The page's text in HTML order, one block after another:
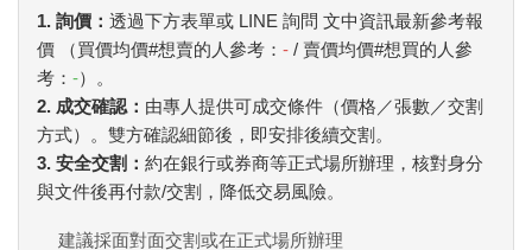
1. 詢價： 透過下方表單或 LINE 詢問 文中資訊最新參考報
價 （買價均價#想賣的人參考： - / 賣價均價#想買的人參
考： -）。
2. 成交確認： 由專人提供可成交條件（價格／張數／交割
方式）。雙方確認細節後，即安排後續交割。
3. 安全交割： 約在銀行或券商等正式場所辦理，核對身分
與文件後再付款/交割，降低交易風險。
建議採面對面交割或在正式場所辦理